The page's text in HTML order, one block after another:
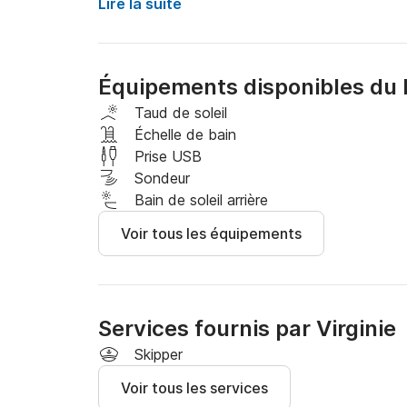
Les horaires de locations :
Après-midi 13h30-18h
Journée 9h-18h
Soirée 18h30-20h30
Pas d'animaux acceptés à bord.
Si vous le souhaitez, nous pouvons vous
vous êtes bien entendu libre de définir ce
A son bord, profitez de tout le confort que
Le bateau peut accueillir jusqu’à 10 personnes
La caution fera par CB directement sur place
Pour plus de détails, des renseignements
Lire la suite
Équipements disponibles du
Taud de soleil
Échelle de bain
Prise USB
Sondeur
Bain de soleil arrière
Voir tous les équipements
Services fournis par Virginie
Skipper
Voir tous les services